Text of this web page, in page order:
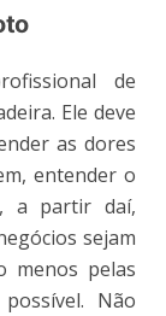
de
Ele deve
as dores
entender o
a partir daí,
sejam
menos pelas
Não